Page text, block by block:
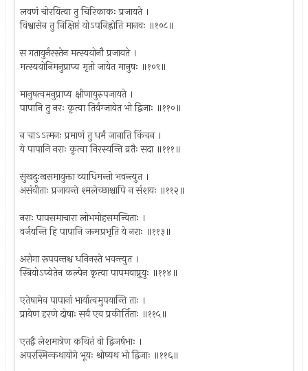
लवणं चोरयित्वा तु चिरिकाकः प्रजायते ।
विश्वासेन तु निक्षिप्तं योऽपनिह्नोति मानवः ॥१०८॥
स गतायुर्नरस्तेन मत्स्ययोनौ प्रजायते ।
मत्स्ययोनिमनुप्राप्य मृतो जायेत मानुषः ॥१०९॥
मानुषत्वमनुप्राप्य क्षीणायुरुपजायते ।
पापानि तु नरः कृत्वा तिर्यग्जायेत भो द्विजाः ॥११०॥
न चाऽऽत्मनः प्रमाणं तु धर्मं जानाति किंचन ।
ये पापानि नराः कृत्वा निरस्यन्ति व्रतैः सदा ॥१११॥
सुखदुःखसमायुक्ता व्याधिमन्तो भवन्त्युत ।
असंवीताः प्रजायन्ते श्मलेच्छाश्चापि न संशयः ॥११२॥
नराः पापसमाचारा लोभमोहसमन्विताः ।
वर्जयन्ति हि पापानि जन्मप्रभृति ये नराः ॥११३॥
अरोगा रूपवन्तश्च धनिनस्ते भवन्त्युत ।
स्त्रियोऽप्येतेन कल्पेन कृत्वा पापमवाप्नुयुः ॥११४॥
एतेषामेव पापानां भार्यात्वमुपयान्ति ताः ।
प्रायेण हरणे दोषाः सर्वं एव प्रकीर्तिताः ॥११५॥
एतद्वै लेशमात्रेण कथितं वो द्विजर्षभाः ।
अपरस्मिन्कथायोगे भूयः श्रोष्यथ भो द्विजाः ॥११६॥